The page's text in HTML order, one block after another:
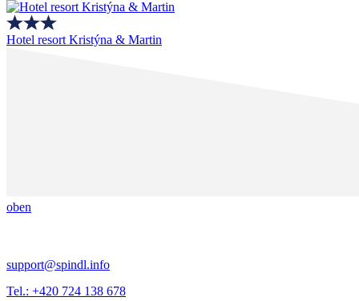
Hotel resort Kristýna & Martin
oben
support@spindl.info
Tel.: +420 724 138 678